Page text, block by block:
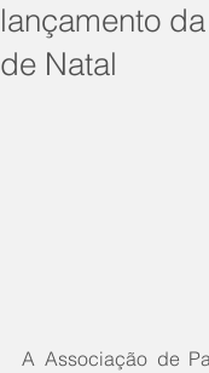
lançamento
de Natal
A Associação de